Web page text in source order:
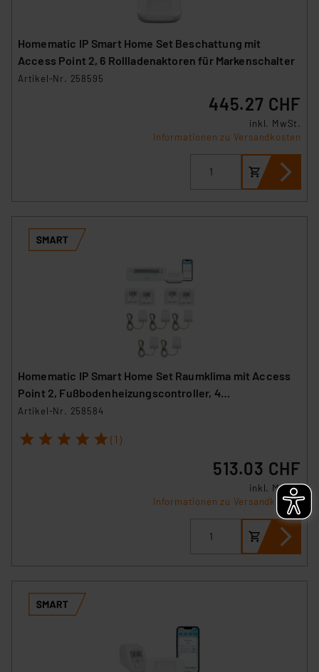
Homematic IP Smart Home Set Beschattung mit
Access Point 2, 6 Rollladenaktoren für Markenschalter
Artikel-Nr. 258595
445.27 CHF
inkl. MwSt.
Informationen zu Versandkosten
Homematic IP Smart Home Set Raumklima mit Access
Point 2, Fußbodenheizungscontroller, 4
Wandthermostate und 5 Stellantriebe
Artikel-Nr. 258584
1 2 3 4 5 (1)
513.03 CHF
inkl. MwSt.
Informationen zu Versandkosten